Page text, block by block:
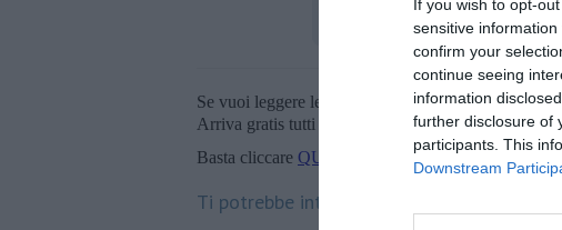
If you wish to opt-
sensitive
confirm your
continue seeing
information
further disclosure of
participants. This
Downstream
Se vuoi leggere le notizie principali della Toscana
Arriva gratis tutti i giorni alle 20:00 direttamente
Basta cliccare QUI
Ti potrebbe interessare anche: